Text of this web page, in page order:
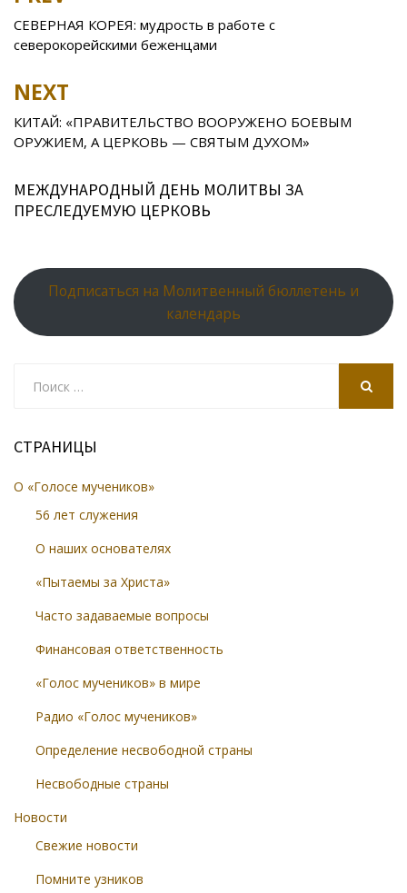
o
o
kl
as
ki
u
r
st u
navigation
СЕВЕРНАЯ КОРЕЯ: мудрость в работе с
северокорейскими беженцами
NEXT
КИТАЙ: «ПРАВИТЕЛЬСТВО ВООРУЖЕНО БОЕВЫМ
ОРУЖИЕМ, А ЦЕРКОВЬ — СВЯТЫМ ДУХОМ»
МЕЖДУНАРОДНЫЙ ДЕНЬ МОЛИТВЫ ЗА
ПРЕСЛЕДУЕМУЮ ЦЕРКОВЬ
Подписаться на Молитвенный бюллетень и
календарь
СТРАНИЦЫ
О «Голосе мучеников»
56 лет служения
О наших основателях
«Пытаемы за Христа»
Часто задаваемые вопросы
Финансовая ответственность
«Голос мучеников» в мире
Радио «Голос мучеников»
Определение несвободной страны
Несвободные страны
Новости
Свежие новости
Помните узников